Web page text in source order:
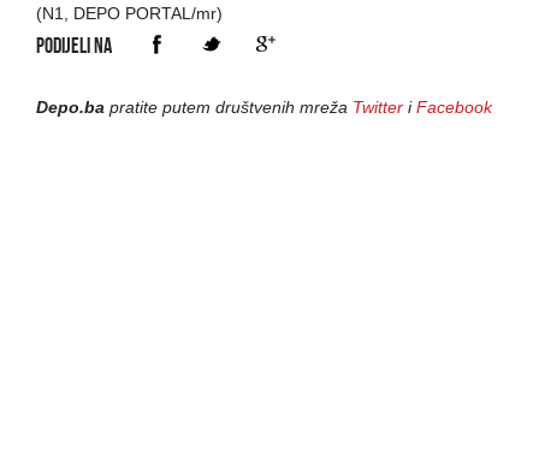
(N1, DEPO PORTAL/mr)
PODIJELI NA
Depo.ba pratite putem društvenih mreža Twitter iFacebook